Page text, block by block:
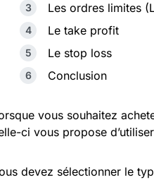
Les ordres limites
Le take profit
Le stop loss
Conclusion
vous souhaitez
ci vous propose
devez sélectionner le